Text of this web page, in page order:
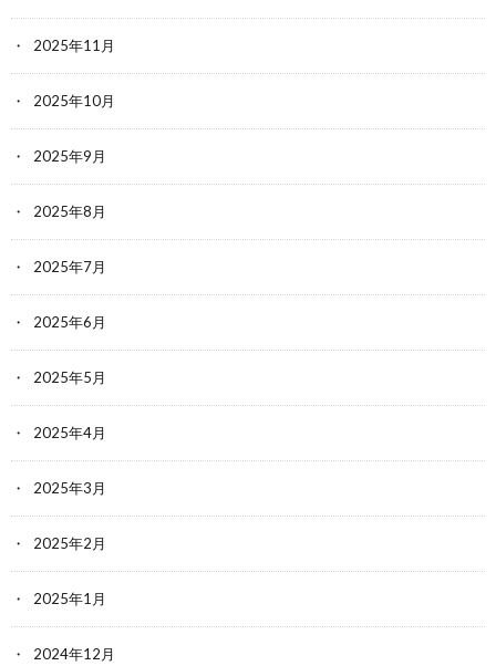
2025年11月
2025年10月
2025年9月
2025年8月
2025年7月
2025年6月
2025年5月
2025年4月
2025年3月
2025年2月
2025年1月
2024年12月